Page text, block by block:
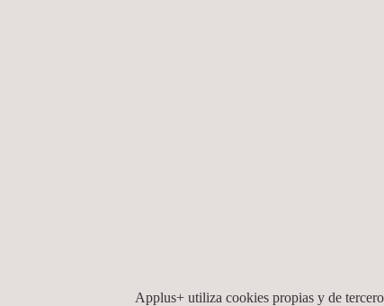
Applus+ utiliza cookies propias y de